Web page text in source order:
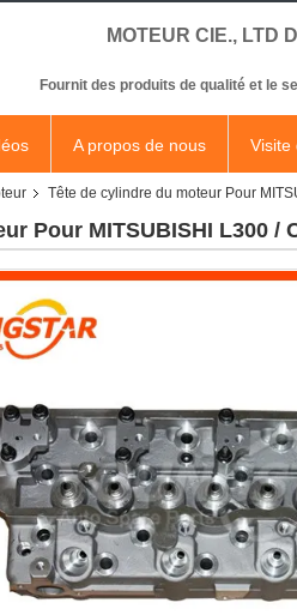
MOTEUR CIE., LTD
Fournit des produits de qualité et le
A propos de nous Visite
Tête de cylindre du moteur Pour
Pour MITSUBISHI L300 /